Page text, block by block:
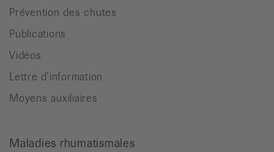
Prévention des chutes
Publications
Vidéos
Lettre d’information
Moyens auxiliaires
Maladies rhumatismales